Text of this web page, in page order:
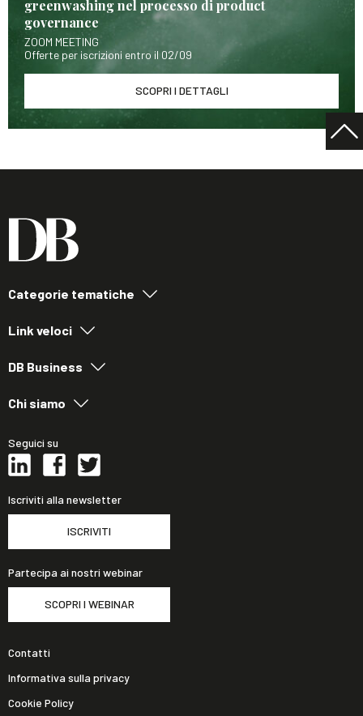
greenwashing nel processo di product
governance
ZOOM MEETING
Offerte per iscrizioni entro il 02/09
SCOPRI I DETTAGLI
Categorie tematiche
Link veloci
DB Business
Chi siamo
Seguici su
Iscriviti alla newsletter
ISCRIVITI
Partecipa ai nostri webinar
SCOPRI I WEBINAR
Contatti
Informativa sulla privacy
Cookie Policy